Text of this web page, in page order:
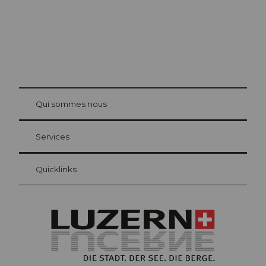
Carte d’hôte Lucerne
Vos avantages en tant qu'hôte pour la nuit
at Bre
Qui sommes nous
Services
Quicklinks